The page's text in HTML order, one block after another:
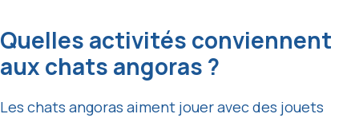
Quelles activités conviennent
aux chats angoras ?
Les chats angoras aiment jouer avec des jouets